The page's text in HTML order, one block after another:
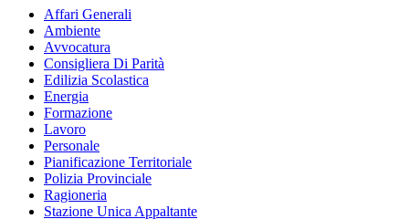
Affari Generali
Ambiente
Avvocatura
Consigliera Di Parità
Edilizia Scolastica
Energia
Formazione
Lavoro
Personale
Pianificazione Territoriale
Polizia Provinciale
Ragioneria
Stazione Unica Appaltante